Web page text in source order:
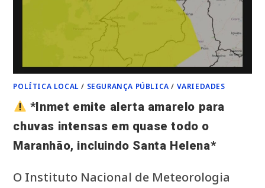
POLÍTICA LOCAL / SEGURANÇA PÚBLICA / VARIEDADES
*Inmet emite alerta amarelo para
chuvas intensas em quase todo o
Maranhão, incluindo Santa Helena*
O Instituto Nacional de Meteorologia